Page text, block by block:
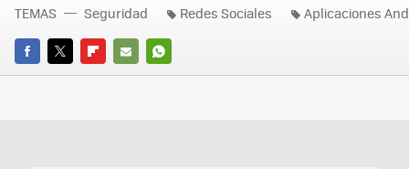
FACEBOOK
TWITTERFLIPBOARD
E-
WHATSAPP
TEMAS Seguridad Redes Sociales Aplicaciones